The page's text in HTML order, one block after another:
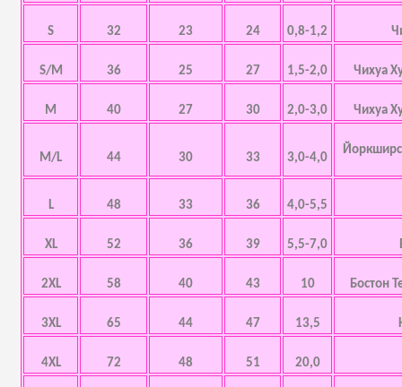
S 32 23 24 0,8-1,2
S/M 36 25 27 1,5-2,0 Чихуа
M 40 27 30 2,0-3,0 Чихуа
M/L 44 30 33 3,0-4,0
L 48 33 36 4,0-5,5
XL 52 36 39 5,5-7,0
2XL 58 40 43 10 Бостон
3XL 65 44 47 13,5
4XL 72 48 51 20,0